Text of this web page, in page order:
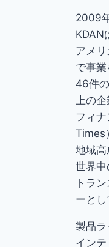
2009
KDAN
アメ
で事業
46件
上の企
フィ
Times
地域高
世界
トラ
ーとし
製品ラ
イン